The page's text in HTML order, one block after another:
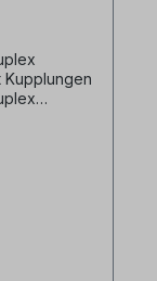
Kupplungen
in